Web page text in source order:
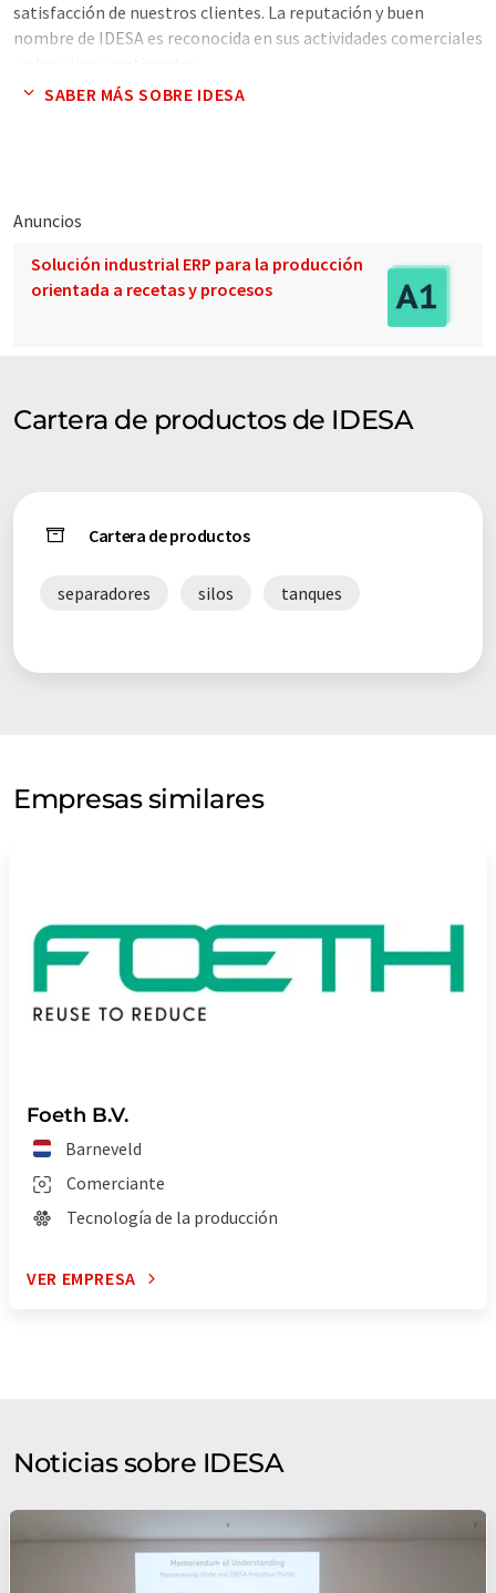
satisfacción de nuestros clientes. La reputación y buen
nombre de IDESA es reconocida en sus actividades comerciales
SABER MÁS SOBRE IDESA
Anuncios
Solución industrial ERP para la producción
orientada a recetas y procesos
Cartera de productos de IDESA
Cartera de productos
separadores silos tanques
Empresas similares
Foeth B.V.
Barneveld
Comerciante
Tecnología de la producción
VER EMPRESA
Noticias sobre IDESA